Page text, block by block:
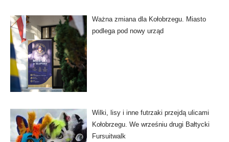
Ważna zmiana dla Kołobrzegu. Miasto
podlega pod nowy urząd
Wilki, lisy i inne futrzaki przejdą ulicami
Kołobrzegu. We wrześniu drugi Bałtycki
Fursuitwalk